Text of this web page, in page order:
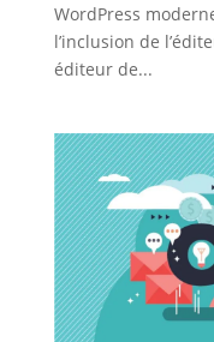
WordPress
l’inclusion de
éditeur de...